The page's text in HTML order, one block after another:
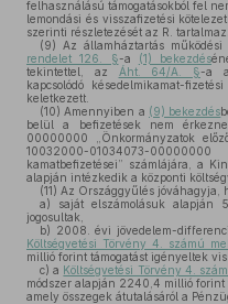
felhasználású támogatásokból fel
lemondási és visszafizetési
szerinti részletezését az R.
(9) Az államháztartás működési
rendelet 126. §-a (1) bekezdés
tekintettel, az
Áht. 64/A. §-a
kapcsolódó késedelmikamat-
keletkezett.
(10) Amennyiben a (9) bekezdés
belül a befizetések nem
00000000 „Önkormányzatok
10032000-01034073-
kamatbefizetései” számlájára, a
alapján intézkedik a központi
(11) Az Országgyűlés jóváhagyja,
a) saját elszámolásuk alapján
jogosultak,
b) 2008. évi jövedelem-
Költségvetési Törvény 4. számú
millió forint támogatást igényeltek
c) a Költségvetési Törvény 4.
módszer alapján 2240,4 millió forint
amely összegek átutalásáról a